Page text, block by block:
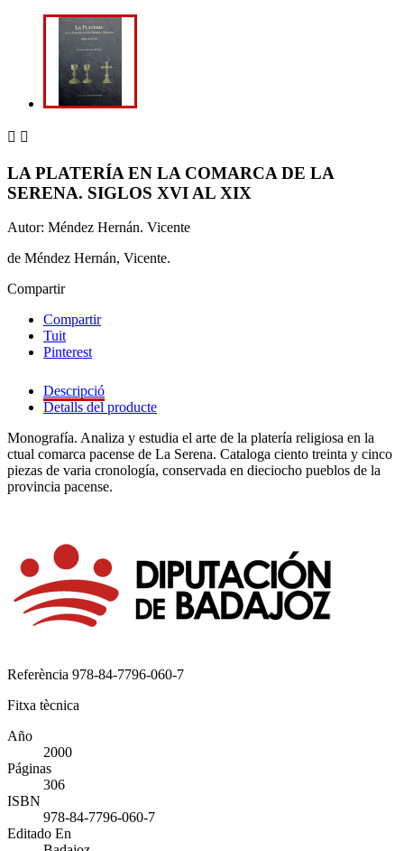
 
LA PLATERÍA EN LA COMARCA DE LA
SERENA. SIGLOS XVI AL XIX
Autor: Méndez Hernán. Vicente
de Méndez Hernán, Vicente.
Compartir
Compartir
Tuit
Pinterest
Descripció
Detalls del producte
Monografía. Analiza y estudia el arte de la platería religiosa en la
ctual comarca pacense de La Serena. Cataloga ciento treinta y cinco
piezas de varia cronología, conservada en dieciocho pueblos de la
provincia pacense.
Referència 978-84-7796-060-7
Fitxa tècnica
Año
2000
Páginas
306
ISBN
978-84-7796-060-7
Editado En